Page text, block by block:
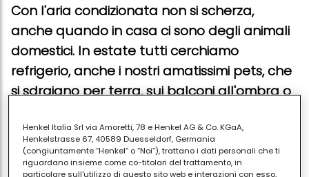
Con l'aria condizionata non si scherza,
anche quando in casa ci sono degli animali
domestici. In estate tutti cerchiamo
refrigerio, anche i nostri amatissimi pets, che
si sdraiano per terra, sui balconi all'ombra o
nella speranza di poter stare un po' meglio.
Se in casa hail'aria condizionata, gli
animali domesticidovrebbero però essere
Henkel Italia Srl via Amoretti, 78 e Henkel AG & Co. KGaA,
Henkelstrasse 67, 40589 Duesseldorf, Germania
(congiuntamente “Henkel” o “Noi”), trattano i dati personali che ti
riguardano insieme come co-titolari del trattamento, in
particolare sull'utilizzo di questo sito web e interazioni con esso,